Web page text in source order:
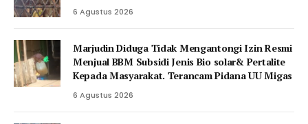
6 Agustus 2026
Marjudin Diduga Tidak Mengantongi Izin Resmi
Menjual BBM Subsidi Jenis Bio solar& Pertalite
Kepada Masyarakat. Terancam Pidana UU Migas
6 Agustus 2026